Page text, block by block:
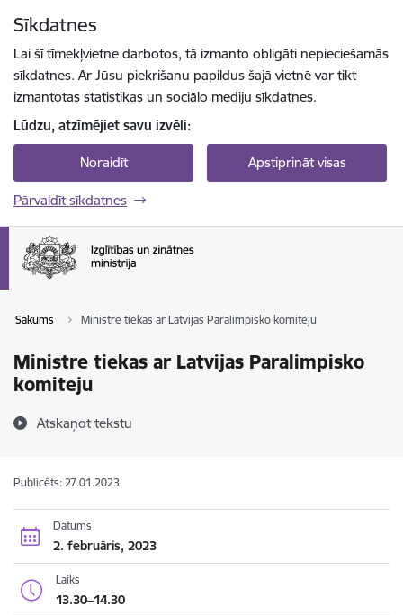
Sīkdatnes
Lai šī tīmekļvietne darbotos, tā izmanto obligāti nepieciešamās
sīkdatnes. Ar Jūsu piekrišanu papildus šajā vietnē var tikt
izmantotas statistikas un sociālo mediju sīkdatnes.
Lūdzu, atzīmējiet savu izvēli:
Noraidīt Apstiprināt visas
Pārvaldīt sīkdatnes
Sākums Ministre tiekas ar Latvijas Paralimpisko komiteju
Ministre tiekas ar Latvijas Paralimpisko
komiteju
Atskaņot tekstu
Publicēts: 27.01.2023.
Datums
2. februāris, 2023
Laiks
13.30–14.30